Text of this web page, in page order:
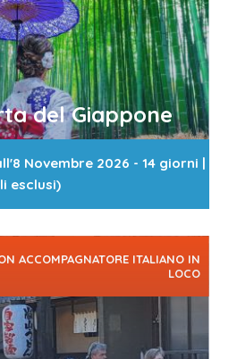
del Giappone
Novembre 2026 - 14 giorni |
esclusi)
ACCOMPAGNATORE ITALIANO IN
LOCO